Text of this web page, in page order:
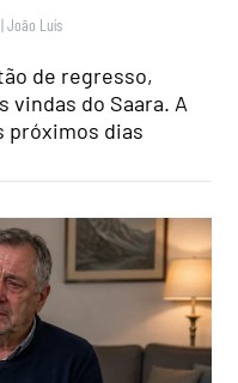
|João Luís
de regresso,
vindas do Saara. A
próximos dias